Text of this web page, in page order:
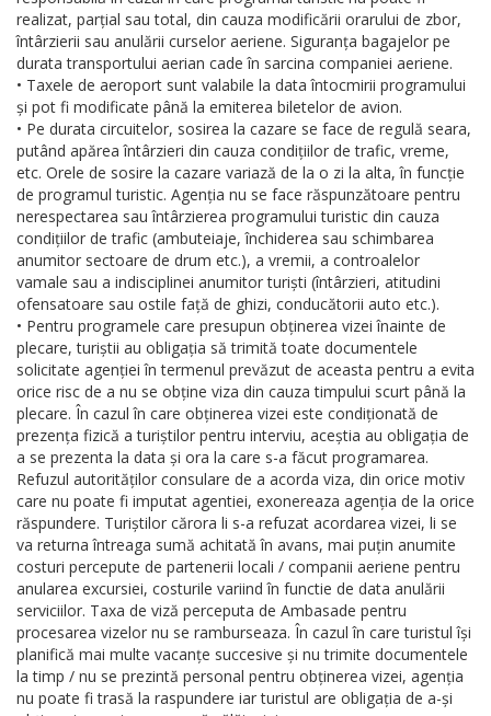
realizat, parțial sau total, din cauza modificării orarului de zbor,
întârzierii sau anulării curselor aeriene. Siguranța bagajelor pe
durata transportului aerian cade în sarcina companiei aeriene.
• Taxele de aeroport sunt valabile la data întocmirii programului
și pot fi modificate până la emiterea biletelor de avion.
• Pe durata circuitelor, sosirea la cazare se face de regulă seara,
putând apărea întârzieri din cauza condițiilor de trafic, vreme,
etc. Orele de sosire la cazare variază de la o zi la alta, în funcție
de programul turistic. Agenția nu se face răspunzătoare pentru
nerespectarea sau întârzierea programului turistic din cauza
condițiilor de trafic (ambuteiaje, închiderea sau schimbarea
anumitor sectoare de drum etc.), a vremii, a controalelor
vamale sau a indisciplinei anumitor turiști (întârzieri, atitudini
ofensatoare sau ostile față de ghizi, conducătorii auto etc.).
• Pentru programele care presupun obținerea vizei înainte de
plecare, turiștii au obligația să trimită toate documentele
solicitate agenției în termenul prevăzut de aceasta pentru a evita
orice risc de a nu se obține viza din cauza timpului scurt până la
plecare. În cazul în care obținerea vizei este condiționată de
prezența fizică a turiștilor pentru interviu, aceștia au obligația de
a se prezenta la data și ora la care s-a făcut programarea.
Refuzul autorităților consulare de a acorda viza, din orice motiv
care nu poate fi imputat agentiei, exonereaza agenția de la orice
răspundere. Turiștilor cărora li s-a refuzat acordarea vizei, li se
va returna întreaga sumă achitată în avans, mai puțin anumite
costuri percepute de partenerii locali / companii aeriene pentru
anularea excursiei, costurile variind în functie de data anulării
serviciilor. Taxa de viză perceputa de Ambasade pentru
procesarea vizelor nu se ramburseaza. În cazul în care turistul își
planifică mai multe vacanțe succesive și nu trimite documentele
la timp / nu se prezintă personal pentru obținerea vizei, agenția
nu poate fi trasă la raspundere iar turistul are obligația de a-și